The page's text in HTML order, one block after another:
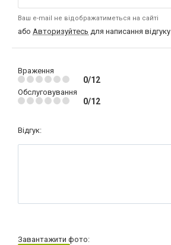
Ваш e-mail не відображатиметься на сайті
або Авторизуйтесь для написання відгуку
Враження
0/12
Обслуговування
0/12
Відгук:
Завантажити фото: